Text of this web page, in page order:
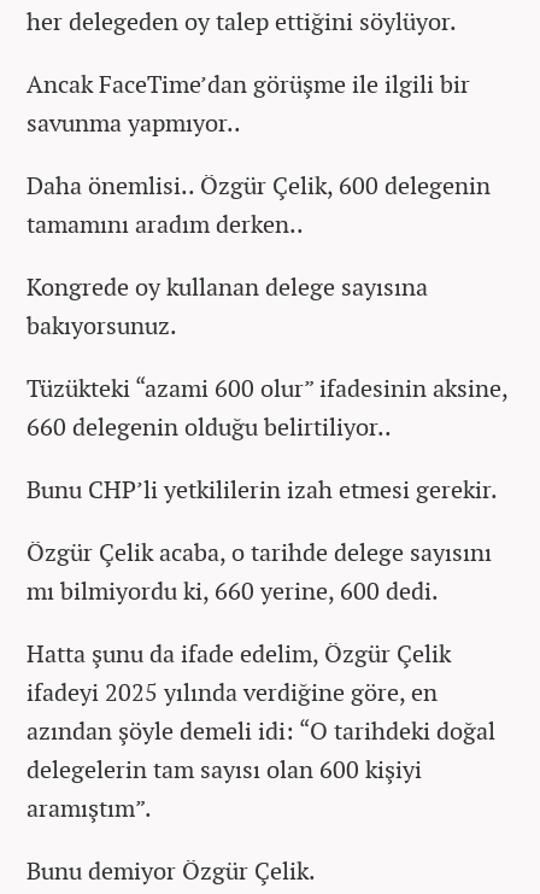
her delegeden oy talep ettiğini söylüyor.
Ancak FaceTime’dan görüşme ile ilgili bir
savunma yapmıyor..
Daha önemlisi.. Özgür Çelik, 600 delegenin
tamamını aradım derken..
Kongrede oy kullanan delege sayısına
bakıyorsunuz.
Tüzükteki “azami 600 olur” ifadesinin aksine,
660 delegenin olduğu belirtiliyor..
Bunu CHP’li yetkililerin izah etmesi gerekir.
Özgür Çelik acaba, o tarihde delege sayısını
mı bilmiyordu ki, 660 yerine, 600 dedi.
Hatta şunu da ifade edelim, Özgür Çelik
ifadeyi 2025 yılında verdiğine göre, en
azından şöyle demeli idi: “O tarihdeki doğal
delegelerin tam sayısı olan 600 kişiyi
aramıştım”.
Bunu demiyor Özgür Çelik.